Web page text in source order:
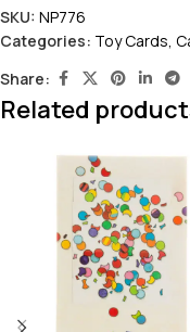
SKU: NP776
Categories: Toy Cards,
Share:
Related